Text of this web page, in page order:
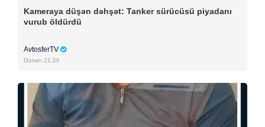
Kameraya düşən dəhşət: Tanker sürücüsü piyadanı
vurub öldürdü
AvtosferTV
Dünən 21:26